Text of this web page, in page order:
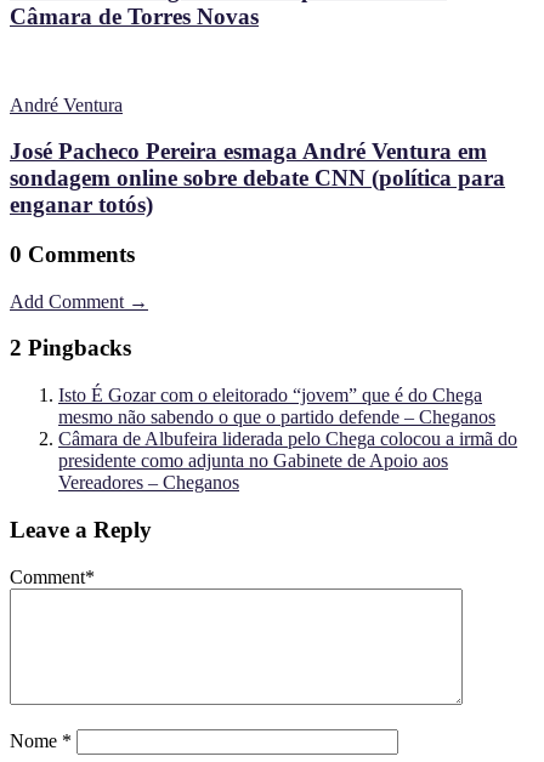
Câmara de Torres Novas
André Ventura
José Pacheco Pereira esmaga André Ventura em
sondagem online sobre debate CNN (política para
enganar totós)
0 Comments
Add Comment →
2 Pingbacks
Isto É Gozar com o eleitorado “jovem” que é do Chega
mesmo não sabendo o que o partido defende – Cheganos
Câmara de Albufeira liderada pelo Chega colocou a irmã do
presidente como adjunta no Gabinete de Apoio aos
Vereadores – Cheganos
Leave a Reply
Comment*
Nome *